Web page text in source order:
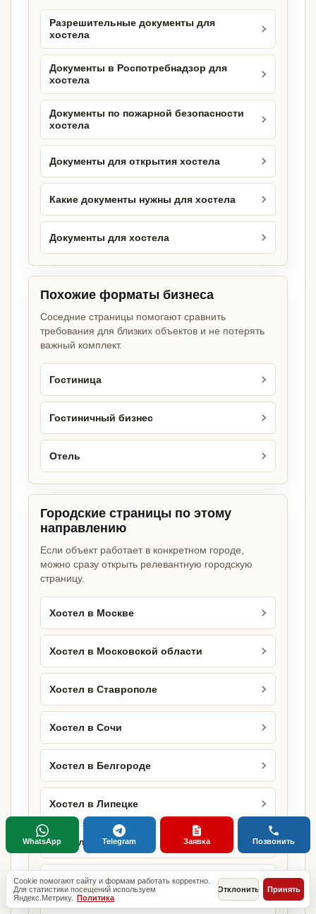
Разрешительные документы для
хостела
Документы в Роспотребнадзор для
хостела
Документы по пожарной безопасности
хостела
Документы для открытия хостела
Какие документы нужны для хостела
Документы для хостела
Похожие форматы бизнеса
Соседние страницы помогают сравнить
требования для близких объектов и не потерять
важный комплект.
Гостиница
Гостиничный бизнес
Отель
Городские страницы по этому
направлению
Если объект работает в конкретном городе,
можно сразу открыть релевантную городскую
страницу.
Хостел в Москве
Хостел в Московской области
Хостел в Ставрополе
Хостел в Сочи
Хостел в Белгороде
Хостел в Липецке
Хостел в Оренбурге
Хостел в Санкт-Петербурге
Cookie помогают сайту и формам работать корректно.
Для статистики посещений используем
Яндекс.Метрику. Политика
Отклонить Принять
WhatsApp Telegram Заявка Позвонить